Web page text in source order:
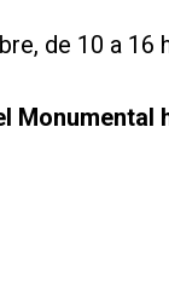
de 10 a 16
Monumental